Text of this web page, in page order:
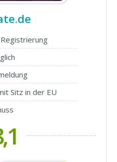
Sitz in der EU